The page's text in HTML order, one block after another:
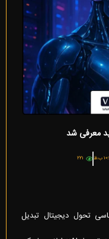
ب.ظ ۲۲۱
تحول دیجیتال تبدیل